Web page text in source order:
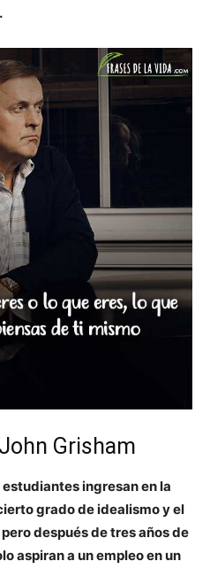
Grisham
estudiantes ingresan en la
grado de idealismo y el
después de tres años de
aspiran a un empleo en un